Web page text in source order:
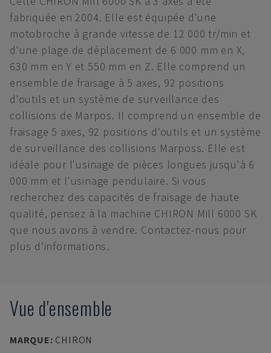
fabriquée en 2004. Elle est équipée d'une
motobroche à grande vitesse de 12 000 tr/min et
d'une plage de déplacement de 6 000 mm en X,
630 mm en Y et 550 mm en Z. Elle comprend un
ensemble de fraisage à 5 axes, 92 positions
d'outils et un système de surveillance des
collisions de Marpos. Il comprend un ensemble de
fraisage 5 axes, 92 positions d'outils et un système
de surveillance des collisions Marposs. Elle est
idéale pour l'usinage de pièces longues jusqu'à 6
000 mm et l'usinage pendulaire. Si vous
recherchez des capacités de fraisage de haute
qualité, pensez à la machine CHIRON Mill 6000 SK
que nous avons à vendre. Contactez-nous pour
plus d'informations.
Vue d'ensemble
MARQUE: CHIRON